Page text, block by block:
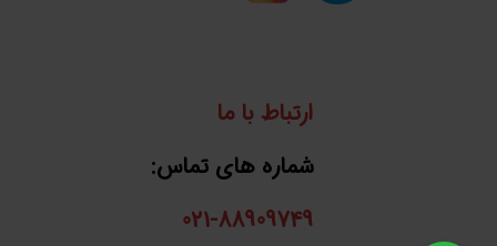
ارتباط با ما
شماره های تماس:
021-88909749